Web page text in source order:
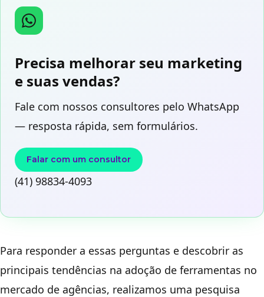
Precisa melhorar seu marketing
e suas vendas?
Fale com nossos consultores pelo WhatsApp
— resposta rápida, sem formulários.
Falar com um consultor
(41) 98834-4093
Para responder a essas perguntas e descobrir as
principais tendências na adoção de ferramentas no
mercado de agências, realizamos uma pesquisa